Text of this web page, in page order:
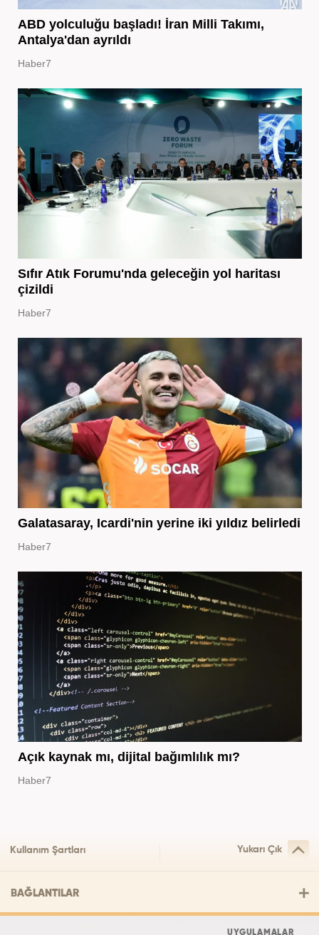
ABD yolculuğu başladı! İran Milli Takımı,
Antalya'dan ayrıldı
Haber7
Sıfır Atık Forumu'nda geleceğin yol haritası
çizildi
Haber7
Galatasaray, Icardi'nin yerine iki yıldız belirledi
Haber7
Açık kaynak mı, dijital bağımlılık mı?
Haber7
Kullanım Şartları Yukarı Çık
BAĞLANTILAR
UYGULAMALAR